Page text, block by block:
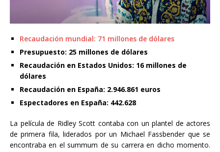
Recaudación mundial: 71 millones de dólares
Presupuesto: 25 millones de dólares
Recaudación en Estados Unidos: 16 millones de
dólares
Recaudación en España: 2.946.861 euros
Espectadores en España: 442.628
La película de Ridley Scott contaba con un plantel de actores
de primera fila, liderados por un Michael Fassbender que se
encontraba en el summum de su carrera en dicho momento.